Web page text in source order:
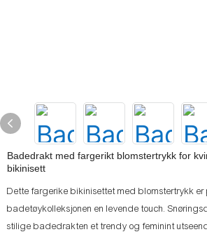
Badedrakt med fargerikt blomstertrykk for
bikinisett
Dette fargerike bikinisettet med blomstertrykk er
badetøykolleksjonen en levende touch.
stilige badedrakten et trendy og feminint